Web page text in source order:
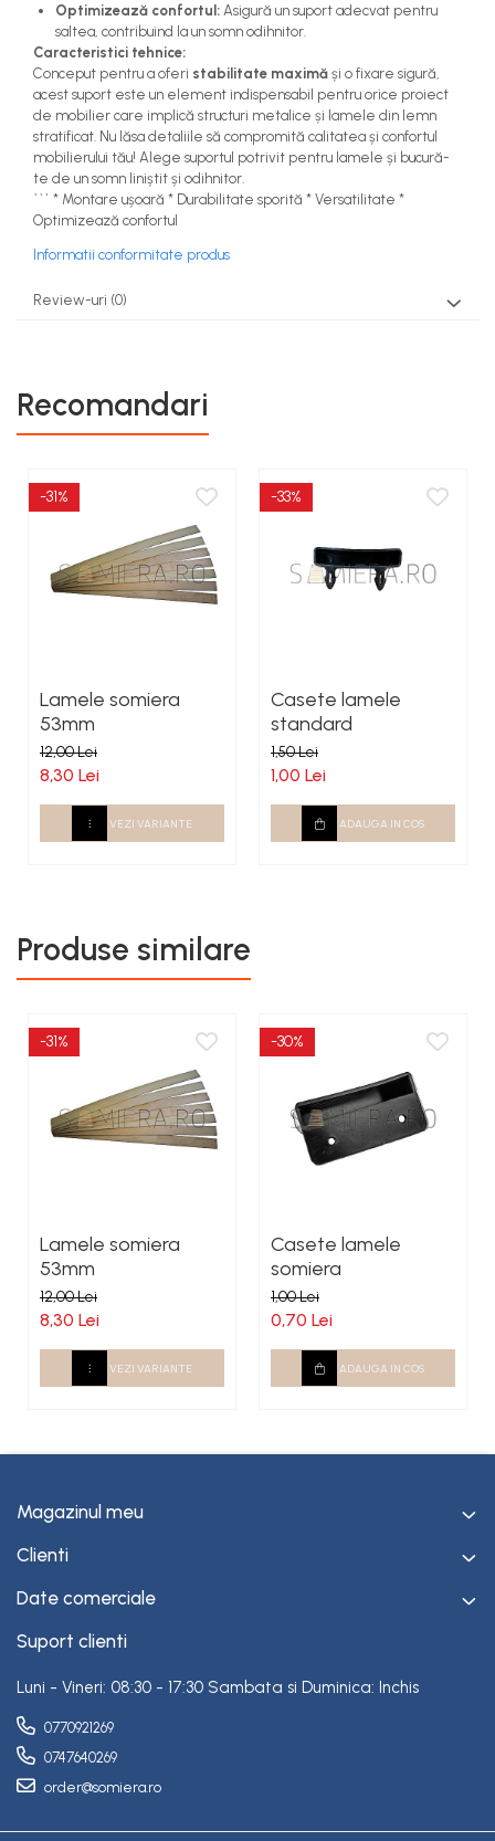
Optimizează confortul: Asigură un suport adecvat pentru
saltea, contribuind la un somn odihnitor.
Caracteristici tehnice:
Conceput pentru a oferi stabilitate maximă și o fixare sigură,
acest suport este un element indispensabil pentru orice proiect
de mobilier care implică structuri metalice și lamele din lemn
stratificat. Nu lăsa detaliile să compromită calitatea și confortul
mobilierului tău! Alege suportul potrivit pentru lamele și bucură-
te de un somn liniștit și odihnitor.
``` * Montare ușoară * Durabilitate sporită * Versatilitate *
Optimizează confortul
Informatii conformitate produs
Review-uri (0)
Recomandari
-31%
Lamele somiera
53mm
12,00 Lei
8,30 Lei
VEZI VARIANTE
-33%
Casete lamele
standard
1,50 Lei
1,00 Lei
ADAUGA IN COS
Produse similare
-31%
Lamele somiera
53mm
12,00 Lei
8,30 Lei
VEZI VARIANTE
-30%
Casete lamele
somiera
1,00 Lei
0,70 Lei
ADAUGA IN COS
Magazinul meu
Clienti
Date comerciale
Suport clienti
Luni - Vineri: 08:30 - 17:30 Sambata si Duminica: Inchis
0770921269
0747640269
order@somiera.ro